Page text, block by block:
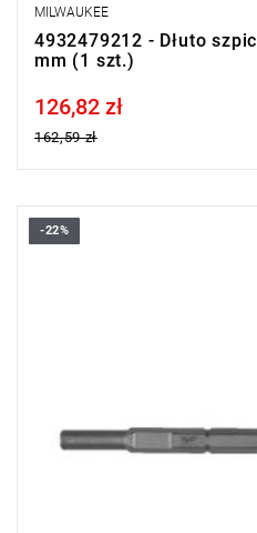
MILWAUKEE
4932479212 - Dłuto
mm (1 szt.)
Price tax included
126,82 zł
162,59 zł
• Długość całkowita: 380 mm
-22%